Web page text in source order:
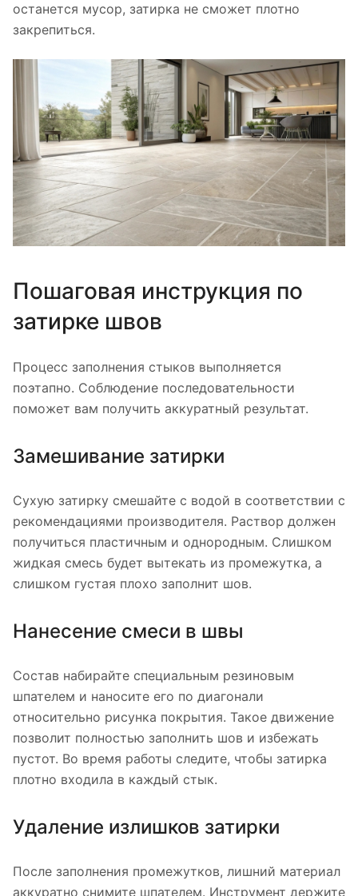
останется мусор, затирка не сможет плотно
закрепиться.
Пошаговая инструкция по
затирке швов
Процесс заполнения стыков выполняется
поэтапно. Соблюдение последовательности
поможет вам получить аккуратный результат.
Замешивание затирки
Сухую затирку смешайте с водой в соответствии с
рекомендациями производителя. Раствор должен
получиться пластичным и однородным. Слишком
жидкая смесь будет вытекать из промежутка, а
слишком густая плохо заполнит шов.
Нанесение смеси в швы
Состав набирайте специальным резиновым
шпателем и наносите его по диагонали
относительно рисунка покрытия. Такое движение
позволит полностью заполнить шов и избежать
пустот. Во время работы следите, чтобы затирка
плотно входила в каждый стык.
Удаление излишков затирки
После заполнения промежутков, лишний материал
аккуратно снимите шпателем. Инструмент держите